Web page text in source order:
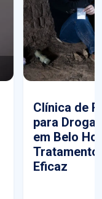
Clínica de
para
em Belo
Tratamento
Eficaz